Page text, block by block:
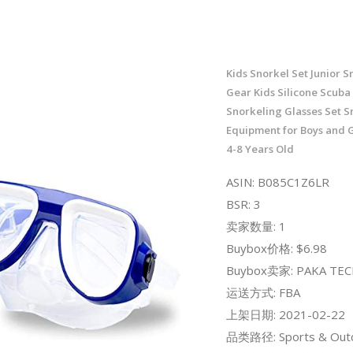
Kids Snorkel Set Junior
Gear Kids Silicone
Snorkeling Glasses Set
Equipment for Boys and
4-8 Years Old
ASIN: B085C1Z6LR
BSR: 3
卖家数量: 1
Buybox价格: $6.98
Buybox卖家: PAKA
运送方式: FBA
上架日期: 2021-02-22
品类路径: Sports &